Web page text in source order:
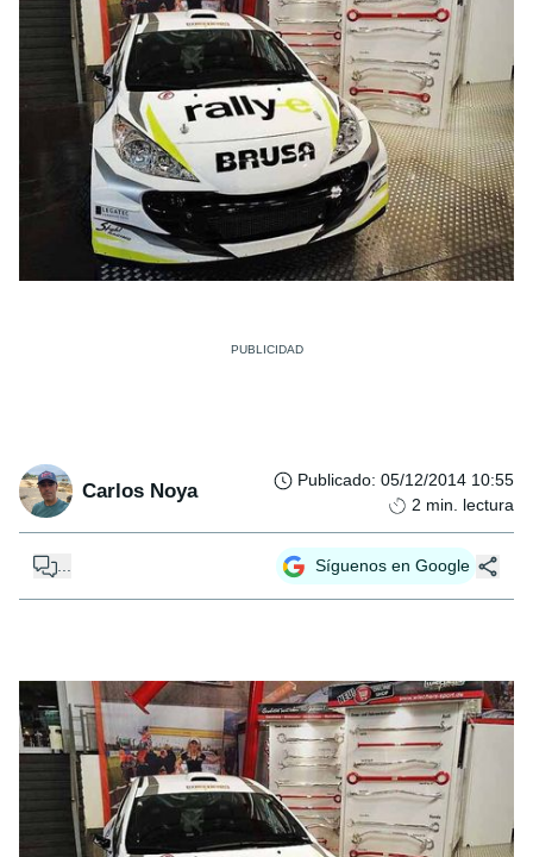
Carlos Noya Publicado: 05/12/2014 10:55
2 min. lectura
... Síguenos en Google